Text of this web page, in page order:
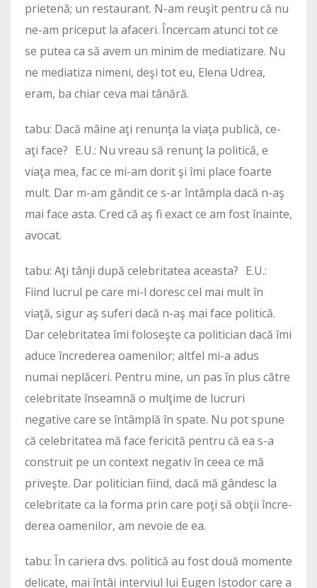
prietenă; un restaurant. N-am reuşit pentru că nu
ne-am priceput la afaceri. Încercam atunci tot ce
se putea ca să avem un minim de mediatizare. Nu
ne mediatiza nimeni, deşi tot eu, Elena Udrea,
eram, ba chiar ceva mai tânără.
tabu: Dacă mâine aţi renunţa la viaţa publică, ce-
aţi face? E.U.: Nu vreau să renunţ la politică, e
viaţa mea, fac ce mi-am dorit şi îmi place foarte
mult. Dar m-am gândit ce s-ar întâmpla dacă n-aş
mai face asta. Cred că aş fi exact ce am fost înainte,
avocat.
tabu: Aţi tânji după celebritatea aceasta? E.U.:
Fiind lucrul pe care mi-l doresc cel mai mult în
viaţă, sigur aş suferi dacă n-aş mai face politică.
Dar celebritatea îmi foloseşte ca politician dacă îmi
aduce încrederea oamenilor; altfel mi-a adus
numai neplăceri. Pentru mine, un pas în plus către
celebritate înseamnă o mulţime de lucruri
negative care se întâmplă în spate. Nu pot spune
că celebritatea mă face fericită pentru că ea s-a
construit pe un context negativ în ceea ce mă
priveşte. Dar politician fiind, dacă mă gândesc la
celebritate ca la forma prin care poţi să obţii încre­
derea oamenilor, am nevoie de ea.
tabu: În cariera dvs. politică au fost două momente
delicate, mai întâi interviul lui Eugen Istodor care a